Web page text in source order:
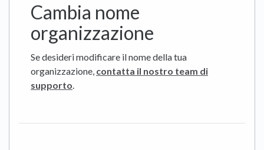
Cambia nome
organizzazione
Se desideri modificare il nome della tua
organizzazione, contatta il nostro team di
supporto.